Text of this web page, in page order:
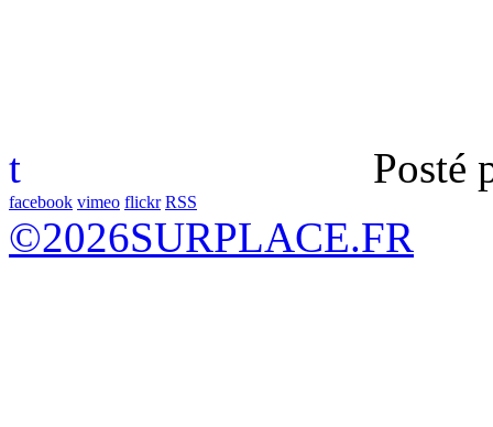
t Posté
facebook vimeo flickr RSS
©2026SURPLACE.FR